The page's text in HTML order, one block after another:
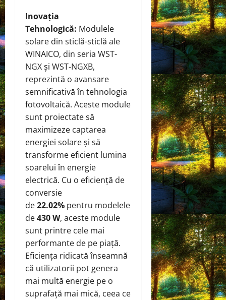
Inovația
Tehnologică: Modulele
solare din sticlă-sticlă ale
WINAICO, din seria WST-
NGX și WST-NGXB,
reprezintă o avansare
semnificativă în tehnologia
fotovoltaică. Aceste module
sunt proiectate să
maximizeze captarea
energiei solare și să
transforme eficient lumina
soarelui în energie
electrică. Cu o eficiență de
conversie
de22.02% pentru modelele
de430 W, aceste module
sunt printre cele mai
performante de pe piață.
Eficiența ridicată înseamnă
că utilizatorii pot genera
mai multă energie pe o
suprafață mai mică, ceea ce